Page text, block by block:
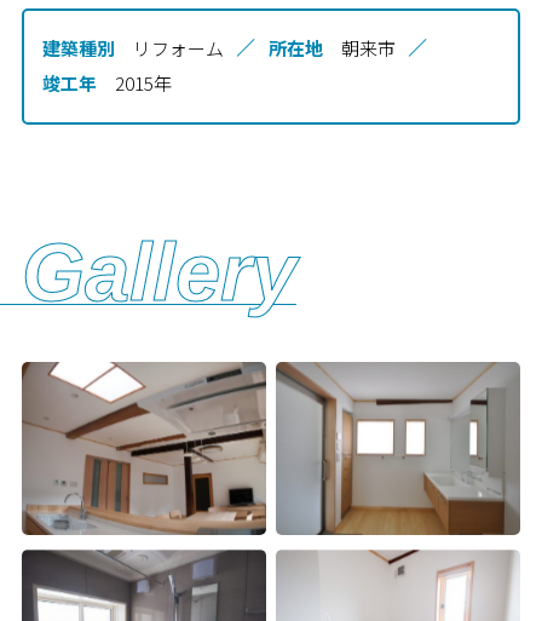
建築種別 リフォーム 所在地
朝来市
竣工年
2015年
Gallery